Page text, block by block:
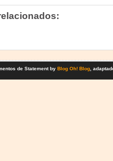
de Statement by Blog Oh! Blog,